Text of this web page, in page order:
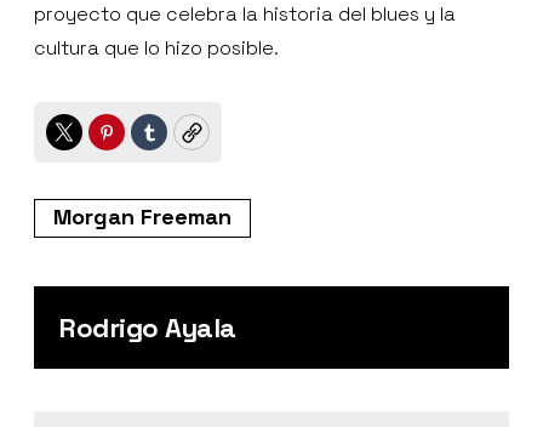
proyecto que celebra la historia del blues y la
cultura que lo hizo posible.
TwitterPinterest
TumblrCopy
Morgan Freeman
Rodrigo Ayala